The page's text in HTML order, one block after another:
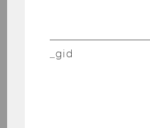
PWC Seminar
Steuerberatung -
_gid